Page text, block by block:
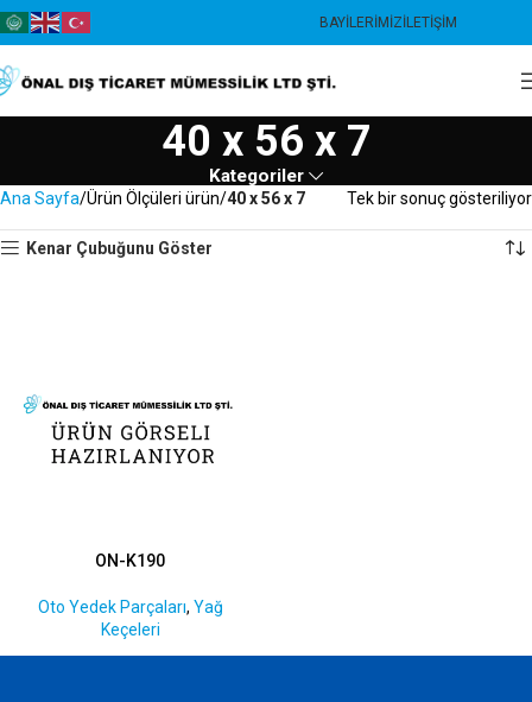
BAYILERIMIZİLETIŞIM
40 x 56 x 7
Kategoriler
Ana Sayfa Ürün Ölçüleri ürün 40 x 56 x 7 Tek bir sonuç gösteriliyor
Kenar Çubuğunu Göster
ON-K190
Oto Yedek Parçaları, Yağ
Keçeleri